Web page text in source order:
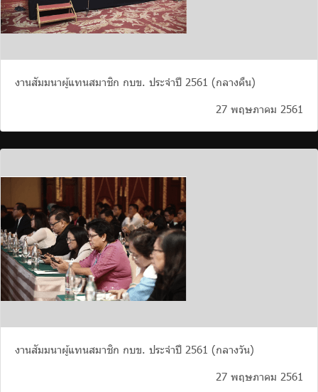
งานสัมมนาผู้แทนสมาชิก กบข. ประจำปี 2561 (กลางคืน)
27 พฤษภาคม 2561
งานสัมมนาผู้แทนสมาชิก กบข. ประจำปี 2561 (กลางวัน)
27 พฤษภาคม 2561